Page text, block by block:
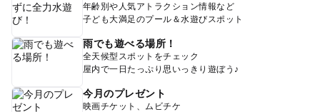
年齢別や人気アトラクション情報など
子ども大満足のプール＆水遊びスポット
雨でも遊べる場所！
全天候型スポットをチェック
屋内で一日たっぷり思いっきり遊ぼう♪
今月のプレゼント
映画チケット、ムビチケ